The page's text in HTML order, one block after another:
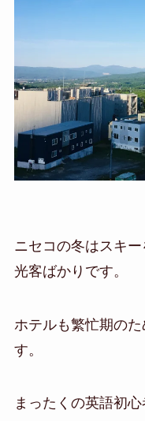
ニセコの冬はスキ
光客ばかりです。
ホテルも繁忙期の
す。
まったくの英語初心